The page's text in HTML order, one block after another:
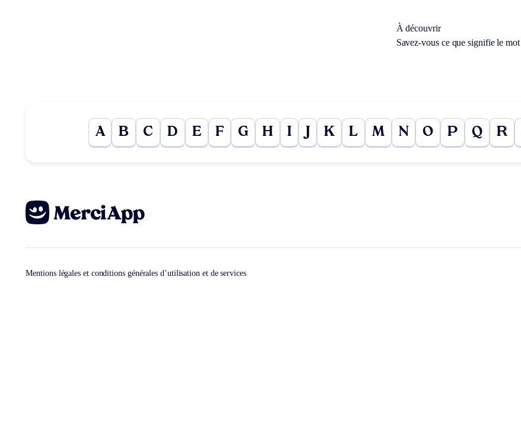
À découvrir
Savez-vous ce que signifie le mot
A B C D E F G H I K L M N O P Q R
Mentions légales et conditions générales d’utilisation et de services